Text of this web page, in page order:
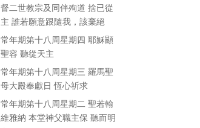
督二世教宗及同伴殉道 捨已從
主 誰若願意跟隨我，該棄絕
常年期第十八周星期四 耶穌顯
聖容 聽從天主
常年期第十八周星期三 羅馬聖
母大殿奉獻日 恆心祈求
常年期第十八周星期二 聖若翰
維雅納 本堂神父職主保 聽而明